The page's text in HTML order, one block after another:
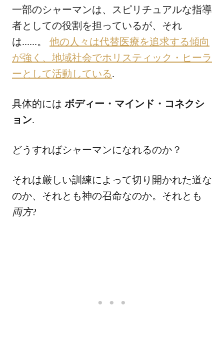
一部のシャーマンは、スピリチュアルな指導
者としての役割を担っているが、それ
は......。 他の人々は代替医療を追求する傾向
が強く、地域社会でホリスティック・ヒーラ
ーとして活動している.
具体的には ボディー・マインド・コネクシ
ョン.
どうすればシャーマンになれるのか？
それは厳しい訓練によって切り開かれた道な
のか、それとも神の召命なのか。それとも
両方?